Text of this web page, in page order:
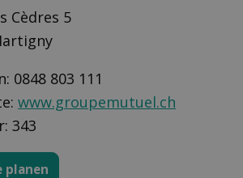
Cèdres 5
0848 803 111
www.groupemutuel.ch
343
planen